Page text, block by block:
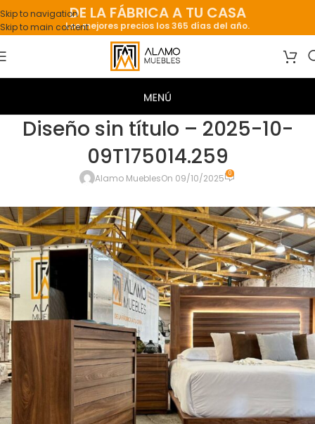
Skip to navigation
Skip to main content
DE LA FÁBRICA A TU CASA
Los mejores precios los 365 días del año.
Diseño sin título – 2025-10-
09T175014.259
Alamo MueblesOn 09/10/2025 0